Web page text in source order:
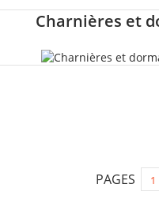
Charnières et
PAGES 1